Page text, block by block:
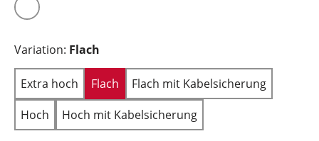
Variation: Flach
Extra hoch Flach
Flach mit Kabelsicherung
Hoch
Hoch mit Kabelsicherung